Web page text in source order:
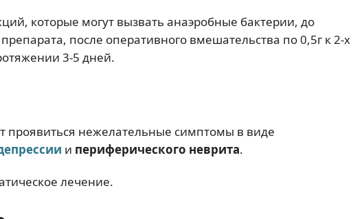
которые могут вызвать анаэробные бактерии, до
после оперативного вмешательства по 0,5г к 2-х
3-5 дней.
проявиться нежелательные симптомы в виде
и периферического неврита.
лечение.